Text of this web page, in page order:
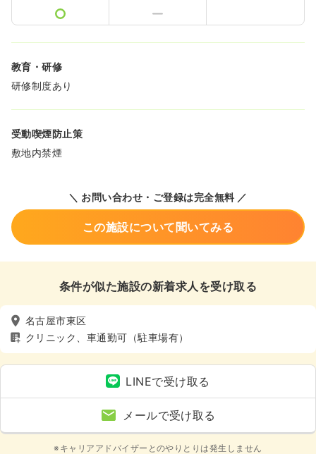
教育・研修
研修制度あり
受動喫煙防止策
敷地内禁煙
＼ お問い合わせ・ご登録は完全無料 ／
この施設について聞いてみる
条件が似た施設の新着求人を受け取る
名古屋市東区
クリニック、車通勤可（駐車場有）
LINEで受け取る
メールで受け取る
※キャリアアドバイザーとのやりとりは発生しません